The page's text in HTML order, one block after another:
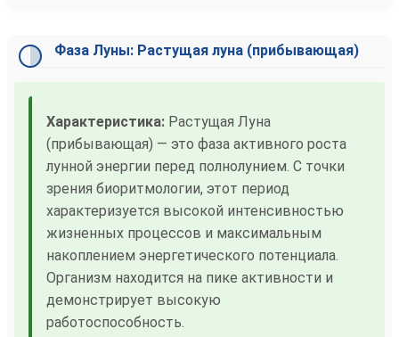
Фаза Луны: Растущая луна (прибывающая)
Характеристика: Растущая Луна
(прибывающая) — это фаза активного роста
лунной энергии перед полнолунием. С точки
зрения биоритмологии, этот период
характеризуется высокой интенсивностью
жизненных процессов и максимальным
накоплением энергетического потенциала.
Организм находится на пике активности и
демонстрирует высокую
работоспособность.